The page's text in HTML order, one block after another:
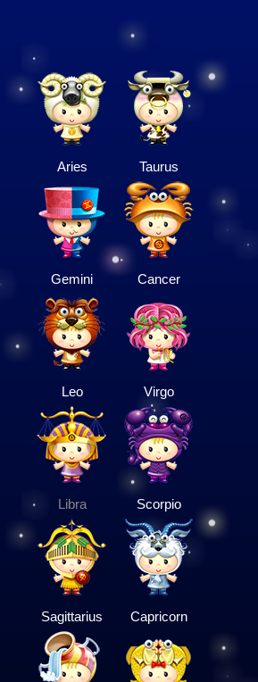
Aries Taurus
Gemini Cancer
Leo Virgo
Libra Scorpio
Sagittarius Capricorn